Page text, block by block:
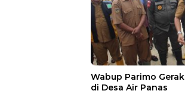
Wabup Parimo
di Desa Air Panas